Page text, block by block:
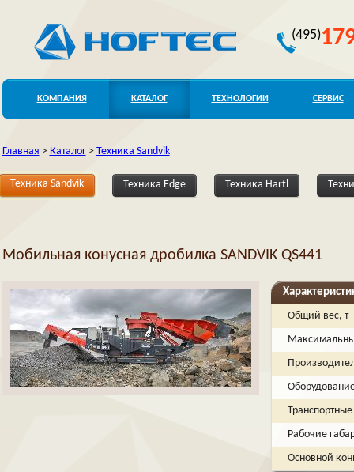
(495)
КОМПАНИЯ КАТАЛОГ ТЕХНОЛОГИИ СЕРВИС
Главная > Каталог> Техника Sandvik
Техника Sandvik Техника Edge Техника Hartl
Мобильная конусная дробилка SANDVIK QS441
Общий вес, т
Рабочие
Основной